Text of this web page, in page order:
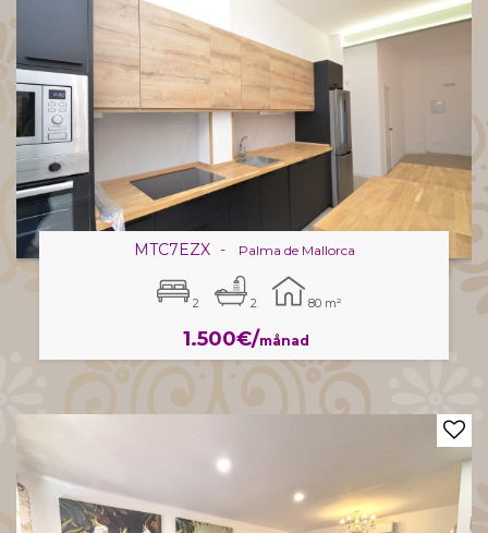
MTC7EZX - Palma de Mallorca
2 2 80 m²
1.500€/månad